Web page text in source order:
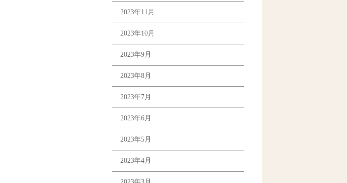
2023年11月
2023年10月
2023年9月
2023年8月
2023年7月
2023年6月
2023年5月
2023年4月